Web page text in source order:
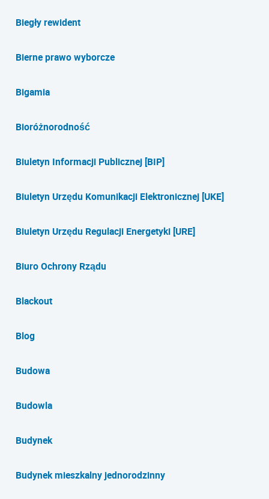
Biegły rewident
Bierne prawo wyborcze
Bigamia
Bioróżnorodność
Biuletyn Informacji Publicznej [BIP]
Biuletyn Urzędu Komunikacji Elektronicznej [UKE]
Biuletyn Urzędu Regulacji Energetyki [URE]
Biuro Ochrony Rządu
Blackout
Blog
Budowa
Budowla
Budynek
Budynek mieszkalny jednorodzinny